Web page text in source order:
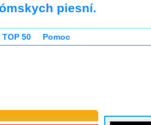
piesní.
TOP 50 Pomoc